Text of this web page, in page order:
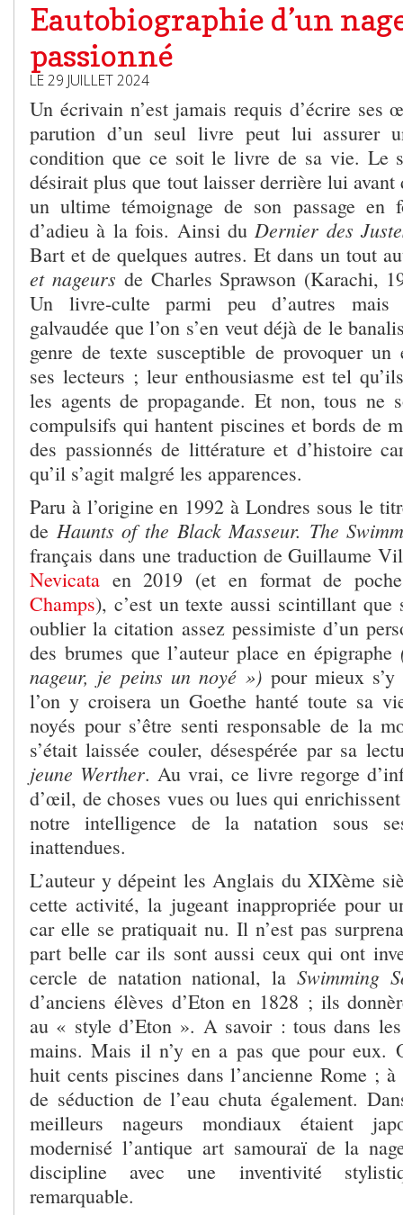
Eautobiographie d’un
passionné
LE 29 JUILLET 2024
Un écrivain n’est jamais requis d’écrire ses
parution d’un seul livre peut lui assurer
condition que ce soit le livre de sa vie. Le
désirait plus que tout laisser derrière lui avant
un ultime témoignage de son passage en
d’adieu à la fois. Ainsi duDernier des
Bart et de quelques autres. Et dans un tout
et nageurs de Charles Sprawson (Karachi,
Un livre-culte parmi peu d’autres mais
galvaudée que l’on s’en veut déjà de le
genre de texte susceptible de provoquer un
ses lecteurs ; leur enthousiasme est tel
les agents de propagande. Et non, tous ne
compulsifs qui hantent piscines et bords de
des passionnés de littérature et d’histoire
qu’il s’agit malgré les apparences.
Paru à l’origine en 1992 à Londres sous le
de Haunts of the Black Masseur. The
français dans une traduction de Guillaume
Nevicata en 2019 (et en format de
Champs), c’est un texte aussi scintillant
oublier la citation assez pessimiste d’un
des brumes que l’auteur place en épigraphe
nageur, je peins un noyé ») pour mieux
l’on y croisera un Goethe hanté toute sa
noyés pour s’être senti responsable de la
s’était laissée couler, désespérée par sa
jeune Werther. Au vrai, ce livre regorge
d’œil, de choses vues ou lues qui
notre intelligence de la natation sous
inattendues.
L’auteur y dépeint les Anglais du XIXème
cette activité, la jugeant inappropriée pour
car elle se pratiquait nu. Il n’est pas
part belle car ils sont aussi ceux qui ont
cercle de natation national, la Swimming
d’anciens élèves d’Eton en 1828 ; ils
au « style d’Eton ». A savoir : tous dans
mains. Mais il n’y en a pas que pour eux.
huit cents piscines dans l’ancienne Rome ;
de séduction de l’eau chuta également.
meilleurs nageurs mondiaux étaient
modernisé l’antique art samouraï de la
discipline avec une inventivité
remarquable.